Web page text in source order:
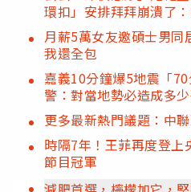
環扣」安排拜拜崩潰了
月薪5萬女友邀碩士男
我還全包
嘉義10分鐘爆5地震「
警：對當地勢必造成多
更多最新熱門議題：中
時隔7年！王菲再度登
節目冠軍